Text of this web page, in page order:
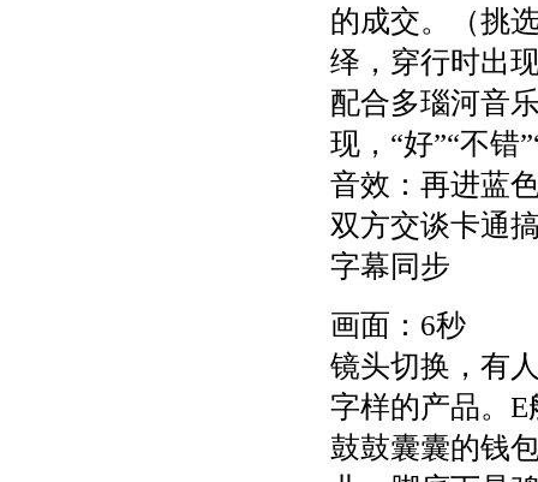
的成交。（挑
绎，穿行时出
配合多瑙河音
现，“好”“不错
音效：再进蓝
双方交谈卡通
字幕同步
画面：6秒
镜头切换，有
字样的产品。
鼓鼓囊囊的钱